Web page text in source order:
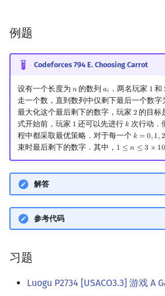
例题
Codeforces 794 E. Choosing Carrot
设有一个长度为 𝑛
n的数列𝑎𝑖
ai ．两名玩家 1
1 和
走一个数，直到数列中仅剩下最后一个数字
最大化这个最后剩下的数字，玩家 2
2的目标
式开始前，玩家 1
1 还可以先进行 𝑘
k次行动．
程中都采取最优策略．对于每一个 𝑘 = 0,1,2
k=0 1,2,⋯
束时最后剩下的数字．其中， 1 ≤ 𝑛 ≤ 3 × 10
1≤n ≤3 ×105
解答
参考代码
习题
Luogu P2734 [USACO3.3] 游戏 A